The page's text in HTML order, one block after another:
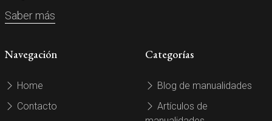
Saber más
Navegación
Home
Contacto
Categorías
Blog de manualidades
Artículos de